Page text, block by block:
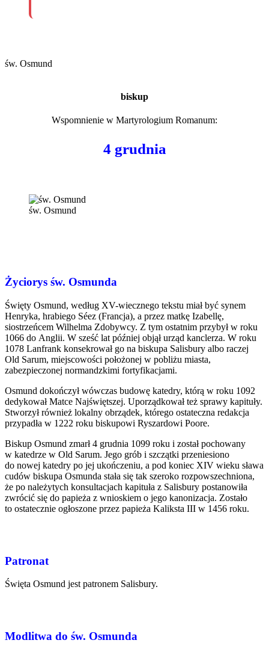
św. Osmund
biskup
Wspomnienie w Martyrologium Romanum:
4 grudnia
św. Osmund
Życiorys św. Osmunda
Święty Osmund, według XV-wiecznego tekstu miał być synem
Henryka, hrabiego Séez (Francja), a przez matkę Izabellę,
siostrzeńcem Wilhelma Zdobywcy. Z tym ostatnim przybył w roku
1066 do Anglii. W sześć lat później objął urząd kanclerza. W roku
1078 Lanfrank konsekrował go na biskupa Salisbury albo raczej
Old Sarum, miejscowości położonej w pobliżu miasta,
zabezpieczonej normandzkimi fortyfikacjami.
Osmund dokończył wówczas budowę katedry, którą w roku 1092
dedykował Matce Najświętszej. Uporządkował też sprawy kapituły.
Stworzył również lokalny obrządek, którego ostateczna redakcja
przypadła w 1222 roku biskupowi Ryszardowi Poore.
Biskup Osmund zmarł 4 grudnia 1099 roku i został pochowany
w katedrze w Old Sarum. Jego grób i szczątki przeniesiono
do nowej katedry po jej ukończeniu, a pod koniec XIV wieku sława
cudów biskupa Osmunda stała się tak szeroko rozpowszechniona,
że ​​po należytych konsultacjach kapituła z Salisbury postanowiła
zwrócić się do papieża z wnioskiem o jego kanonizacja. Zostało
to ostatecznie ogłoszone przez papieża Kaliksta III w 1456 roku.
Patronat
Święta Osmund jest patronem Salisbury.
Modlitwa do św. Osmunda